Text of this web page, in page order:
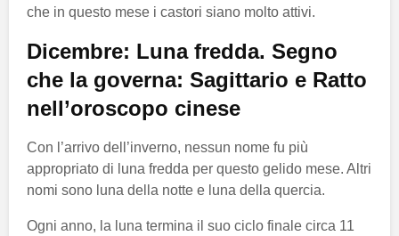
che in questo mese i castori siano molto attivi.
Dicembre: Luna fredda. Segno
che la governa: Sagittario e Ratto
nell’oroscopo cinese
Con l’arrivo dell’inverno, nessun nome fu più
appropriato di luna fredda per questo gelido mese. Altri
nomi sono luna della notte e luna della quercia.
Ogni anno, la luna termina il suo ciclo finale circa 11